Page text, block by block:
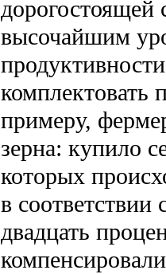
дорогостоящей
высочайшим
комплектовать
примеру,
зерна: купило
которых
в
двадцать